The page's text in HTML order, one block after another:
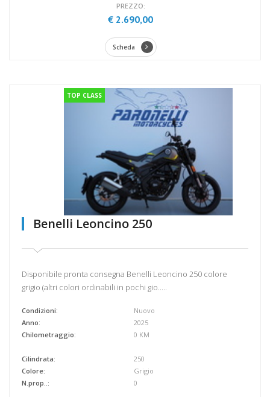
PREZZO:
€ 2.690,00
Scheda
TOP CLASS
Benelli Leoncino 250
Disponibile pronta consegna Benelli Leoncino 250 colore
grigio (altri colori ordinabili in pochi gio.....
Condizioni:
Anno:
Chilometraggio:
Nuovo
2025
0 KM
Cilindrata:
Colore:
N.prop..:
250
Grigio
0